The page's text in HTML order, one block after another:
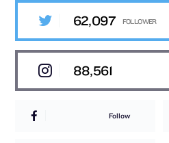
62,097
88,561
Follow